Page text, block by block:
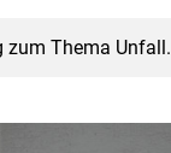
zum Thema Unfall.